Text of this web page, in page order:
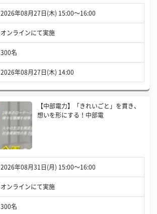
2026年08月27日(木) 15:00〜16:00
オンラインにて実施
300名
2026年08月27日(木) 14:00
【中部電力】「きれいごと」を貫き、
想いを形にする！中部電
2026年08月31日(月) 15:00〜16:00
オンラインにて実施
300名